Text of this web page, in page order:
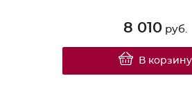
8 010 руб.
В корзину